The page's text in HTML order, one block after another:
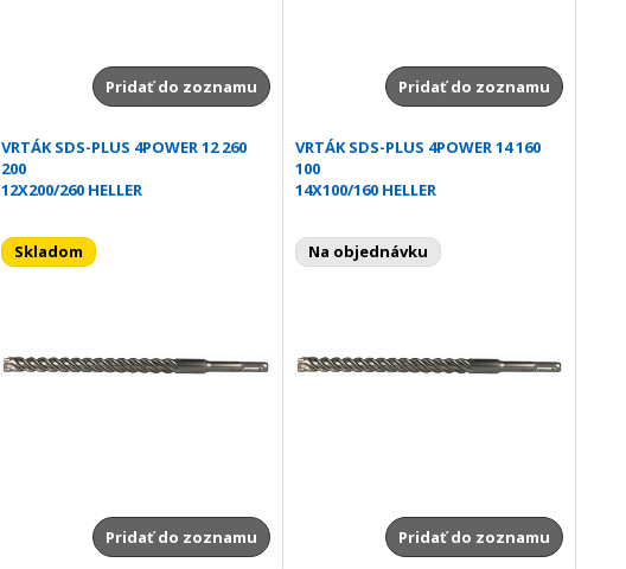
Pridať do zoznamu Pridať do zoznamu
VRTÁK SDS-PLUS 4POWER 12 260
200
12X200/260 HELLER
Skladom
Pridať do zoznamu
VRTÁK SDS-PLUS 4POWER 14 160
100
14X100/160 HELLER
Na objednávku
Pridať do zoznamu